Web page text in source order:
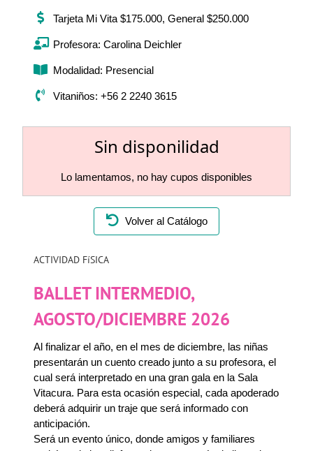
Tarjeta Mi Vita $175.000, General $250.000
Profesora: Carolina Deichler
Modalidad: Presencial
Vitaniños: +56 2 2240 3615
Sin disponilidad
Lo lamentamos, no hay cupos disponibles
Volver al Catálogo
ACTIVIDAD FíSICA
BALLET INTERMEDIO,
AGOSTO/DICIEMBRE 2026
Al finalizar el año, en el mes de diciembre, las niñas
presentarán un cuento creado junto a su profesora, el
cual será interpretado en una gran gala en la Sala
Vitacura. Para esta ocasión especial, cada apoderado
deberá adquirir un traje que será informado con
anticipación.
Será un evento único, donde amigos y familiares